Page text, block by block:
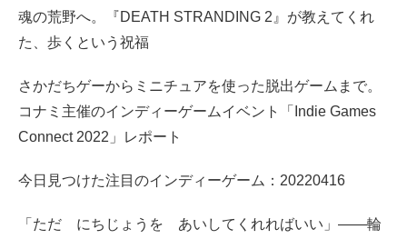
魂の荒野へ。『DEATH STRANDING 2』が教えてくれ
た、歩くという祝福
さかだちゲーからミニチュアを使った脱出ゲームまで。
コナミ主催のインディーゲームイベント「Indie Games
Connect 2022」レポート
今日見つけた注目のインディーゲーム：20220416
「ただ にちじょうを あいしてくれればいい」――輪